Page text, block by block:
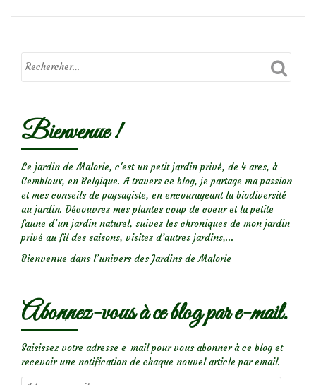
Bienvenue !
Le jardin de Malorie, c'est un petit jardin privé, de 4 ares, à
Gembloux, en Belgique. A travers ce blog, je partage ma passion
et mes conseils de paysagiste, en encourageant la biodiversité
au jardin. Découvrez mes plantes coup de coeur et la petite
faune d’un jardin naturel, suivez les chroniques de mon jardin
privé au fil des saisons, visitez d’autres jardins,...
Bienvenue dans l’univers des Jardins de Malorie
Abonnez-vous à ce blog par e-mail.
Saisissez votre adresse e-mail pour vous abonner à ce blog et
recevoir une notification de chaque nouvel article par email.
Adresse